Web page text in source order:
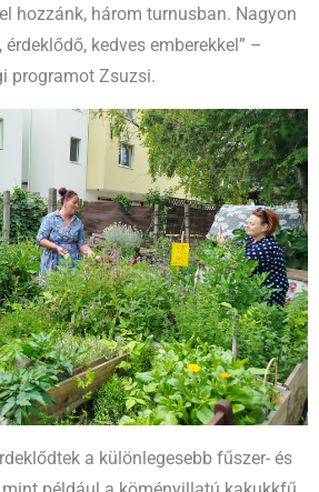
hozzánk, három turnusban. Nagyon
kedves emberekkel” –
programot Zsuzsi.
a különlegesebb fűszer- és